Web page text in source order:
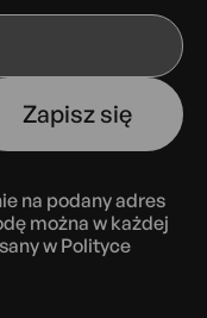
Zapisz się
na podany adres
można w każdej
w Polityce